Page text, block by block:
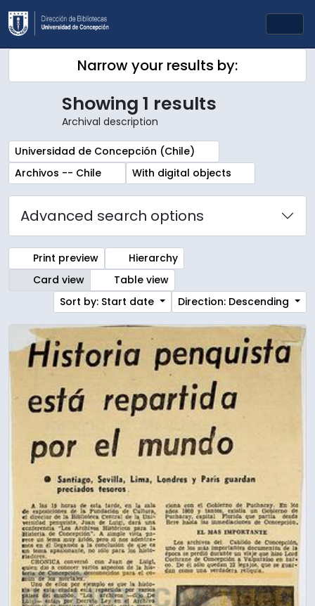
Skip to main content
Narrow your results by:
Showing 1 results
Archival description
Remove filter:
Universidad de Concepción (Chile)
Remove filter:
Archivos -- Chile Remove filter:
With digital objects
Advanced search options
Print preview
Hierarchy
Card view
Table view
Sort by: Start date
Direction: Descending